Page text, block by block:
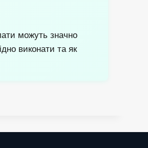
можуть значно
виконати та як